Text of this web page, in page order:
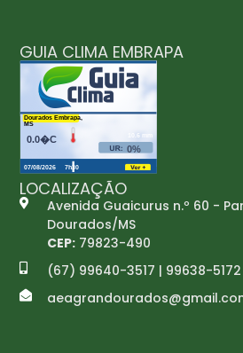
GUIA CLIMA EMBRAPA
LOCALIZAÇÃO
Avenida Guaicurus n.º 60 -
Dourados/MS
CEP:79823-490
(67) 99640-3517 | 99638-5172